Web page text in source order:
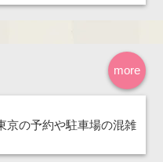
more
京の予約や駐車場の混雑